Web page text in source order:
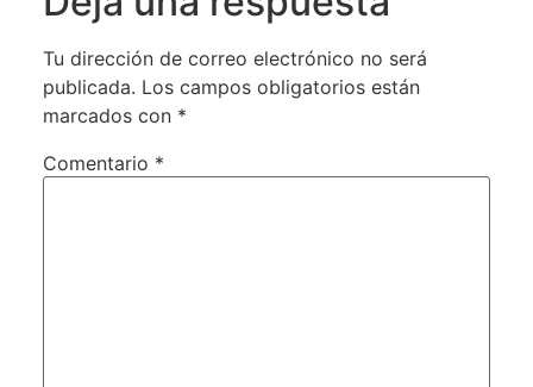
Tu dirección de correo electrónico no será
publicada. Los campos obligatorios están
marcados con *
Comentario *